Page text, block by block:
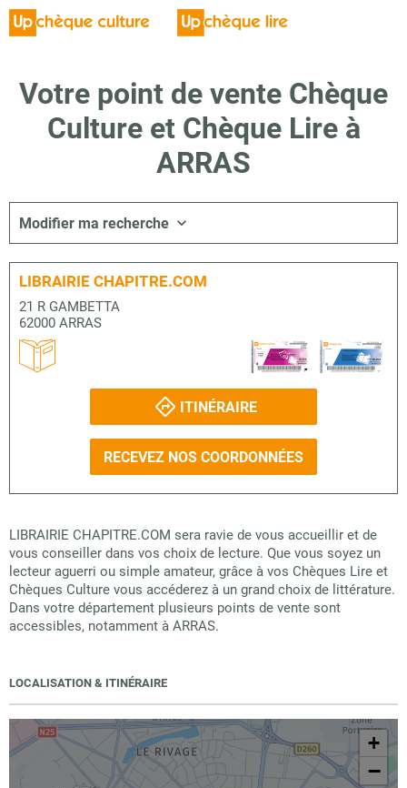
Votre point de vente Chèque
Culture et Chèque Lire à
ARRAS
Modifier ma recherche
LIBRAIRIE CHAPITRE.COM
21 R GAMBETTA
62000 ARRAS
ITINÉRAIRE
RECEVEZ NOS COORDONNÉES
LIBRAIRIE CHAPITRE.COM sera ravie de vous accueillir et de
vous conseiller dans vos choix de lecture. Que vous soyez un
lecteur aguerri ou simple amateur, grâce à vos Chèques Lire et
Chèques Culture vous accéderez à un grand choix de littérature.
Dans votre département plusieurs points de vente sont
accessibles, notamment à ARRAS.
LOCALISATION & ITINÉRAIRE
+
−